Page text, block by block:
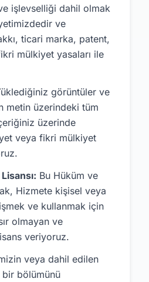
işlevselliği dahil olmak
ve
ticari marka, patent,
mülkiyet yasaları ile
görüntüler ve
metin üzerindeki tüm
üzerinde
veya fikri mülkiyet
Bu Hüküm ve
Hizmete kişisel veya
ve kullanmak için
olmayan ve
veriyoruz.
veya dahil edilen
bir bölümünü